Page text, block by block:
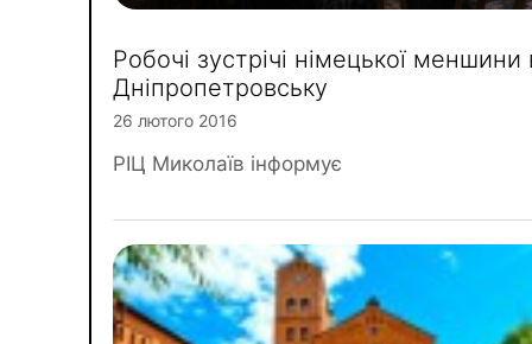
Робочі зустрічі німецької меншини
Дніпропетровську
26 лютого 2016
РІЦ Миколаїв інформує